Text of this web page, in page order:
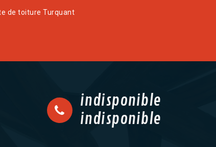
de toiture Turquant
indisponible
indisponible